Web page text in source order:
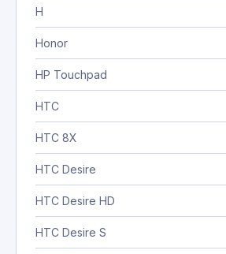
H
Honor
HP Touchpad
HTC
HTC 8X
HTC Desire
HTC Desire HD
HTC Desire S